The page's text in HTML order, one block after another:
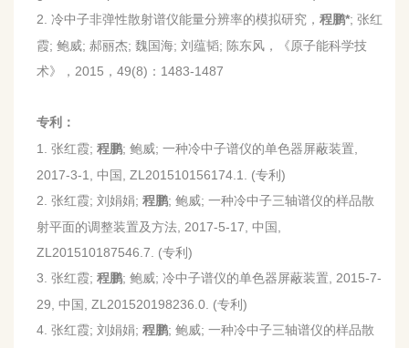
2.冷中子非弹性散射谱仪能量分辨率的模拟研究，程鹏*;张红
霞;鲍威;郝丽杰;魏国海;刘蕴韬; 陈东风，《原子能科学技
术》， 2015 ，49(8) ： 1483-1487
专利：
1.张红霞;程鹏;鲍威;一种冷中子谱仪的单色器屏蔽装置
2017-3-1,中国 , ZL201510156174.1. (专利)
2.张红霞;刘娟娟;程鹏;鲍威;一种冷中子三轴谱仪的样品散
射平面的调整装置及方法 , 2017-5-17,中国
ZL201510187546.7. (专利)
3.张红霞;程鹏;鲍威;冷中子谱仪的单色器屏蔽装置 , 2015-7-
29,中国 , ZL201520198236.0. (专利)
4.张红霞;刘娟娟;程鹏;鲍威;一种冷中子三轴谱仪的样品散